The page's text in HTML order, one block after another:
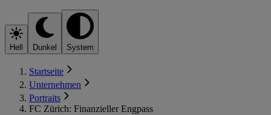
Hell Dunkel System
Startseite
Unternehmen
Portraits
FC Zürich: Finanzieller Engpass